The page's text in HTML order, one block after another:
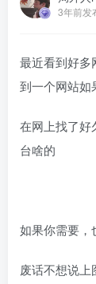
3年前发
最近看到好多
到一个网站如
在网上找了好
台啥的
如果你需要，
废话不想说上